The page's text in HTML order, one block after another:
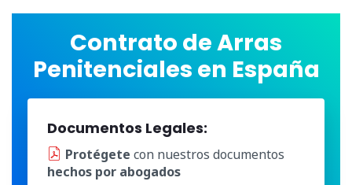
Contrato de Arras
Penitenciales en España
Documentos Legales:
Protégete con nuestros documentos
hechos por abogados